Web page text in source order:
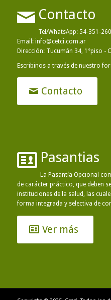
Contacto
Tel/WhatsApp: 54-351-
Email: info@cetci.com.ar
Dirección: Tucumán 34, 1°piso -
Escribinos a través de nuestro
Contacto
Pasantias
La Pasantía Opcional
de carácter práctico, que deben
instituciones de la salud, las
forma integrada y selectiva de
Ver más